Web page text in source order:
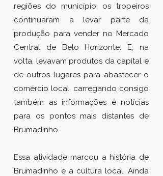
regiões do município, os tropeiros
continuaram a levar parte da
produção para vender no Mercado
Central de Belo Horizonte. E, na
volta, levavam produtos da capital e
de outros lugares para abastecer o
comércio local, carregando consigo
também as informações e notícias
para os pontos mais distantes de
Brumadinho.
Essa atividade marcou a história de
Brumadinho e a cultura local. Ainda